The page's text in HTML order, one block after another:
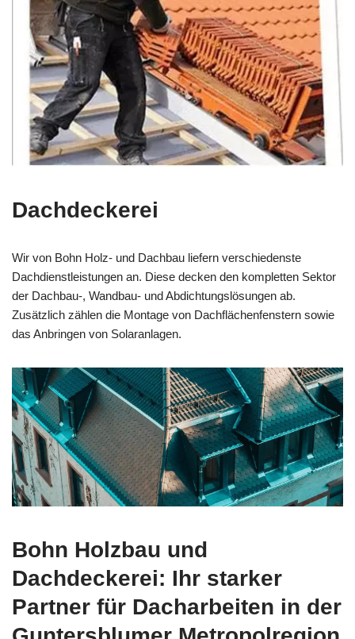
Dachdeckerei
Wir von Bohn Holz- und Dachbau liefern verschiedenste
Dachdienstleistungen an. Diese decken den kompletten Sektor
der Dachbau-, Wandbau- und Abdichtungslösungen ab.
Zusätzlich zählen die Montage von Dachflächenfenstern sowie
das Anbringen von Solaranlagen.
Bohn Holzbau und
Dachdeckerei: Ihr starker
Partner für Dacharbeiten in der